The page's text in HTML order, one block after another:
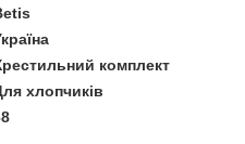
комплект
хлопчиків